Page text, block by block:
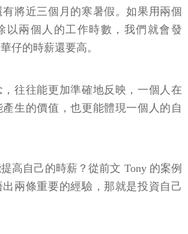
將近三個月的寒暑假。如果用兩個
以兩個人的工作時數，我們就會發
仔的時薪還要高。
往往能更加準確地反映，一個人在
生的價值，也更能體現一個人的自
高自己的時薪？從前文 Tony 的案例
兩條重要的經驗，那就是投資自己